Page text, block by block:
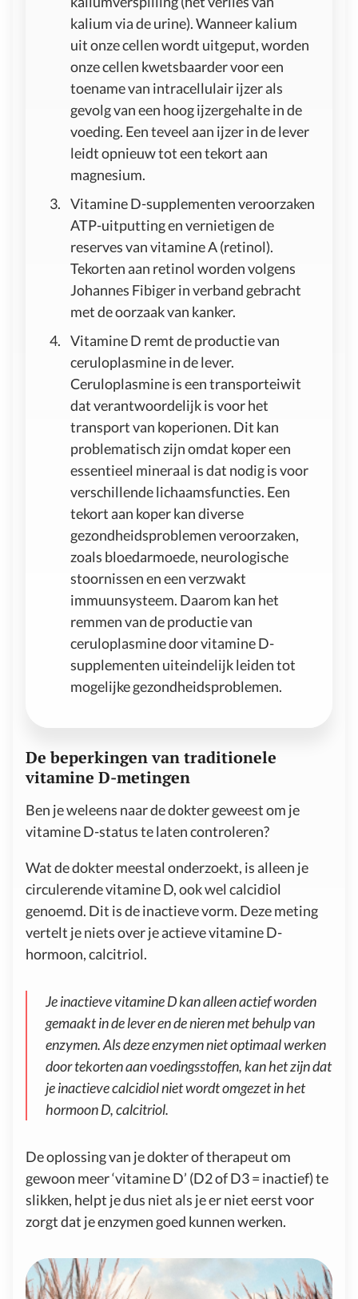
kalium via de urine). Wanneer kalium
uit onze cellen wordt uitgeput, worden
onze cellen kwetsbaarder voor een
toename van intracellulair ijzer als
gevolg van een hoog ijzergehalte in de
voeding. Een teveel aan ijzer in de lever
leidt opnieuw tot een tekort aan
magnesium.
Vitamine D-supplementen veroorzaken
ATP-uitputting en vernietigen de
reserves van vitamine A (retinol).
Tekorten aan retinol worden volgens
Johannes Fibiger in verband gebracht
met de oorzaak van kanker.
Vitamine D remt de productie van
ceruloplasmine in de lever.
Ceruloplasmine is een transporteiwit
dat verantwoordelijk is voor het
transport van koperionen. Dit kan
problematisch zijn omdat koper een
essentieel mineraal is dat nodig is voor
verschillende lichaamsfuncties. Een
tekort aan koper kan diverse
gezondheidsproblemen veroorzaken,
zoals bloedarmoede, neurologische
stoornissen en een verzwakt
immuunsysteem. Daarom kan het
remmen van de productie van
ceruloplasmine door vitamine D-
supplementen uiteindelijk leiden tot
mogelijke gezondheidsproblemen.
De beperkingen van traditionele
vitamine D-metingen
Ben je weleens naar de dokter geweest om je
vitamine D-status te laten controleren?
Wat de dokter meestal onderzoekt, is alleen je
circulerende vitamine D, ook wel calcidiol
genoemd. Dit is de inactieve vorm. Deze meting
vertelt je niets over je actieve vitamine D-
hormoon, calcitriol.
Je inactieve vitamine D kan alleen actief worden
gemaakt in de lever en de nieren met behulp van
enzymen. Als deze enzymen niet optimaal werken
door tekorten aan voedingsstoffen, kan het zijn dat
je inactieve calcidiol niet wordt omgezet in het
hormoon D, calcitriol.
De oplossing van je dokter of therapeut om
gewoon meer ‘vitamine D’ (D2 of D3 = inactief) te
slikken, helpt je dus niet als je er niet eerst voor
zorgt dat je enzymen goed kunnen werken.